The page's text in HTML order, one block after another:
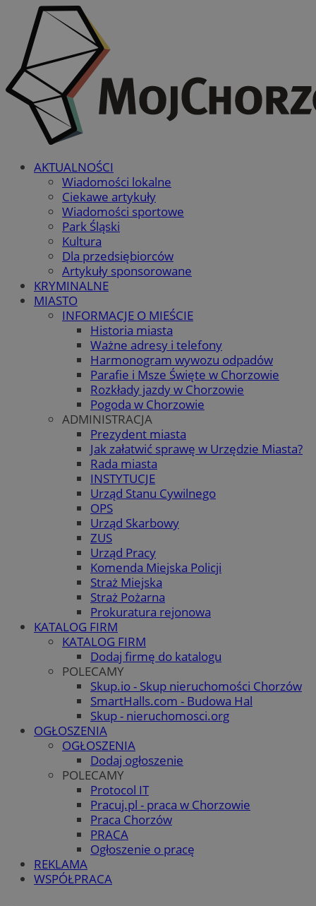
AKTUALNOŚCI
Wiadomości lokalne
Ciekawe artykuły
Wiadomości sportowe
Park Śląski
Kultura
Dla przedsiębiorców
Artykuły sponsorowane
KRYMINALNE
MIASTO
INFORMACJE O MIEŚCIE
Historia miasta
Ważne adresy i telefony
Harmonogram wywozu odpadów
Parafie i Msze Święte w Chorzowie
Rozkłady jazdy w Chorzowie
Pogoda w Chorzowie
ADMINISTRACJA
Prezydent miasta
Jak załatwić sprawę w Urzędzie Miasta?
Rada miasta
INSTYTUCJE
Urząd Stanu Cywilnego
OPS
Urząd Skarbowy
ZUS
Urząd Pracy
Komenda Miejska Policji
Straż Miejska
Straż Pożarna
Prokuratura rejonowa
KATALOG FIRM
KATALOG FIRM
Dodaj firmę do katalogu
POLECAMY
Skup.io - Skup nieruchomości Chorzów
SmartHalls.com - Budowa Hal
Skup - nieruchomosci.org
OGŁOSZENIA
OGŁOSZENIA
Dodaj ogłoszenie
POLECAMY
Protocol IT
Pracuj.pl - praca w Chorzowie
Praca Chorzów
PRACA
Ogłoszenie o pracę
REKLAMA
WSPÓŁPRACA